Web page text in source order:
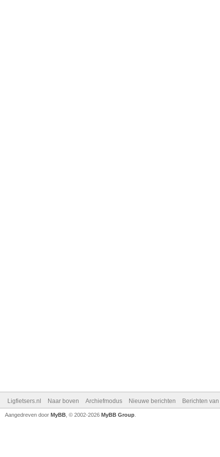
Ligfietsers.nl Naar boven Archiefmodus Nieuwe berichten Berichten
Aangedreven door MyBB , © 2002-2026 MyBB Group